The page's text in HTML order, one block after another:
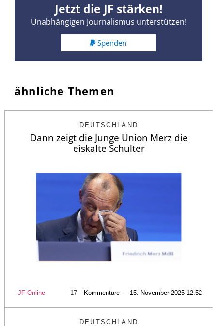
Jetzt die JF stärken!
Unabhängigen Journalismus unterstützen!
Spenden
ähnliche Themen
DEUTSCHLAND
Dann zeigt die Junge Union Merz die
eiskalte Schulter
JF-Online 17 Kommentare — 15. November 2025 12:52
DEUTSCHLAND